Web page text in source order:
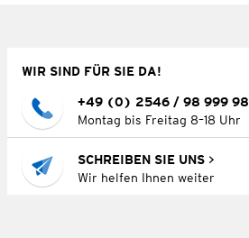
WIR SIND FÜR SIE DA!
+49 (0) 2546 / 98 999 98
Montag bis Freitag 8–18 Uhr
SCHREIBEN SIE UNS
Wir helfen Ihnen weiter